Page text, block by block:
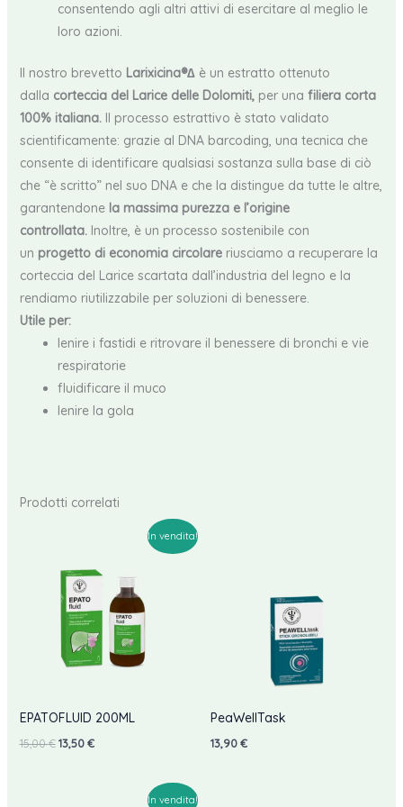
consentendo agli altri attivi di esercitare al meglio le
loro azioni.
Il nostro brevetto Larixicina®∆è un estratto ottenuto
dalla corteccia del Larice delle Dolomiti,per una filiera corta
100% italiana.Il processo estrattivo è stato validato
scientificamente: grazie al DNA barcoding, una tecnica che
consente di identificare qualsiasi sostanza sulla base di ciò
che “è scritto” nel suo DNA e che la distingue da tutte le altre,
garantendone la massima purezza e l’origine
controllata.Inoltre, è un processo sostenibile con
un progetto di economia circolareriusciamo a recuperare la
corteccia del Larice scartata dall’industria del legno e la
rendiamo riutilizzabile per soluzioni di benessere.
Utile per:
lenire i fastidi e ritrovare il benessere di bronchi e vie
respiratorie
fluidificare il muco
lenire la gola
Prodotti correlati
In vendita!
EPATOFLUID 200ML
15,00€ Il
13,50€Il
PeaWellTask
13,90€
In vendita!